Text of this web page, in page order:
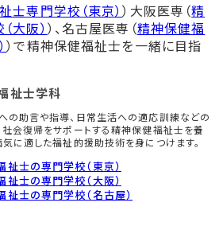
士専門学校（東京））大阪医専（精
大阪） ）、名古屋医専（精神保健福
）で精神保健福祉士を一緒に目指
祉士学科
の助言や指導、日常生活への適応訓練などの
社会復帰をサポートする精神保健福祉士を養
気に適した福祉的援助技術を身につけます。
祉士の専門学校（東京）
祉士の専門学校（大阪）
祉士の専門学校（名古屋）